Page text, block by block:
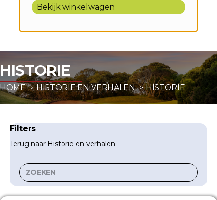
Bekijk winkelwagen
HISTORIE
HOME HISTORIE EN VERHALEN HISTORIE
Filters
Terug naar Historie en verhalen